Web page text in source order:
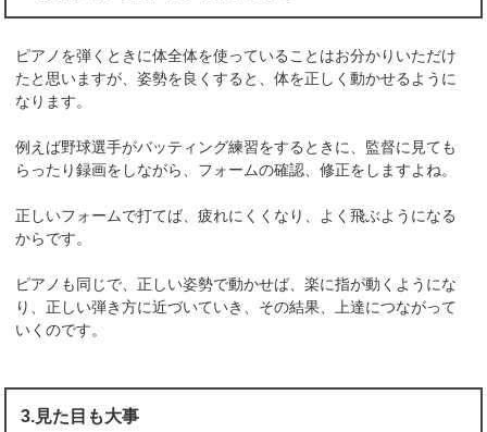
ピアノを弾くときに体全体を使っていることはお分かりいただけ
たと思いますが、姿勢を良くすると、体を正しく動かせるように
なります。
例えば野球選手がバッティング練習をするときに、監督に見ても
らったり録画をしながら、フォームの確認、修正をしますよね。
正しいフォームで打てば、疲れにくくなり、よく飛ぶようになる
からです。
ピアノも同じで、正しい姿勢で動かせば、楽に指が動くようにな
り、正しい弾き方に近づいていき、その結果、上達につながって
いくのです。
3.見た目も大事